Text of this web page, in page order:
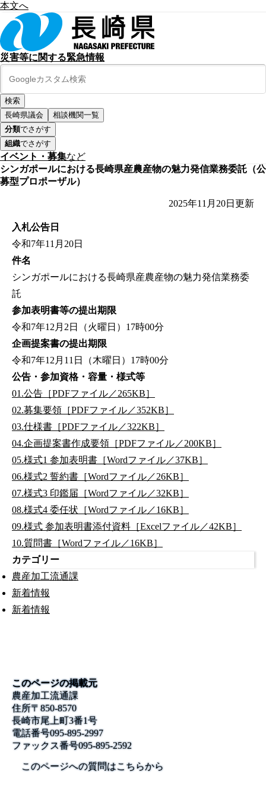
本文へ
災害等に関する緊急情報
長崎県議会
相談機関一覧
分類でさがす
組織でさがす
イベント・募集など
シンガポールにおける長崎県産農産物の魅力発信業務委託（公
募型プロポーザル）
2025年11月20日 更新
入札公告日
令和7年11月20日
件名
シンガポールにおける長崎県産農産物の魅力発信業務委
託
参加表明書等の提出期限
令和7年12月2日（火曜日）17時00分
企画提案書の提出期限
令和7年12月11日（木曜日）17時00分
公告・参加資格・容量・様式等
01.公告［PDFファイル／265KB］
02.募集要領［PDFファイル／352KB］
03.仕様書［PDFファイル／322KB］
04.企画提案書作成要領［PDFファイル／200KB］
05.様式1 参加表明書［Wordファイル／37KB］
06.様式2 誓約書［Wordファイル／26KB］
07.様式3 印鑑届［Wordファイル／32KB］
08.様式4 委任状［Wordファイル／16KB］
09.様式 参加表明書添付資料［Excelファイル／42KB］
10.質問書［Wordファイル／16KB］
カテゴリー
農産加工流通課
新着情報
新着情報
このページの掲載元
農産加工流通課
住所〒850-8570
長崎市尾上町3番1号
電話番号095-895-2997
ファックス番号095-895-2592
このページへの質問はこちらから